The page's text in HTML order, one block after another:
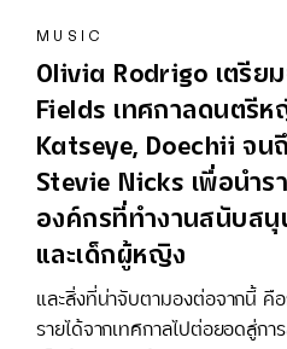
MUSIC
Olivia Rodrigo เตรีย
Fields เทศกาลดนตรี
Katseye, Doechii จน
Stevie Nicks เพื่อนำร
องค์กรที่ทำงานสนับส
และเด็กผู้หญิง
และสิ่งที่น่าจับตามองต่อจากนี้ คื
รายได้จากเทศกาลไปต่อยอดสู่ก